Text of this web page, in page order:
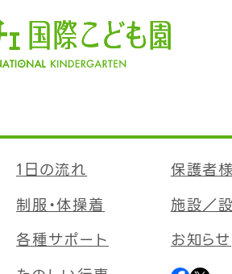
1日の流れ
制服・体操着
各種サポート
保護者
施設／
お知らせ